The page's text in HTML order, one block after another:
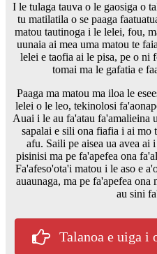
I le tulaga tauva o le gaosiga o
tu matilatila o se paaga
matou tautinoga i le lelei, fou,
uunaia ai mea uma matou te
lelei e taofia ai le pisa, pe o ni
tomai ma le gafatia e
Paaga ma matou ma iloa le
lelei o le leo, tekinolosi
Auai i le au fa'atau fa'amalieina
sapalai e sili ona fiafia i ai mo
afu. Saili pe aisea ua avea
pisinisi ma pe fa'apefea ona
Fa'afeso'ota'i matou i le aso e
auaunaga, ma pe fa'apefea ona
au sini
Talanoa e uiga i